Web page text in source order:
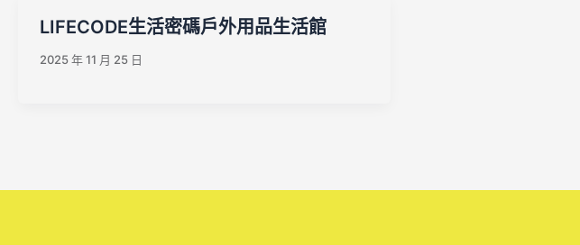
LIFECODE生活密碼戶外用品生活館
2025 年 11 月 25 日